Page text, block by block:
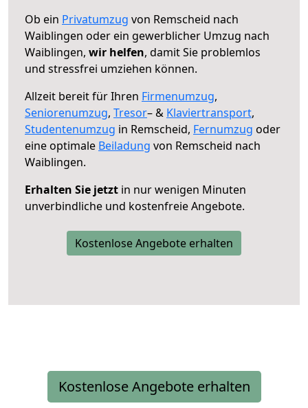
Ob ein Privatumzug von Remscheid nach
Waiblingen oder ein gewerblicher Umzug nach
Waiblingen, wir helfen, damit Sie problemlos
und stressfrei umziehen können.
Allzeit bereit für Ihren Firmenumzug,
Seniorenumzug, Tresor– & Klaviertransport,
Studentenumzug in Remscheid, Fernumzug oder
eine optimale Beiladung von Remscheid nach
Waiblingen.
Erhalten Sie jetzt in nur wenigen Minuten
unverbindliche und kostenfreie Angebote.
Kostenlose Angebote erhalten
Kostenlose Angebote erhalten